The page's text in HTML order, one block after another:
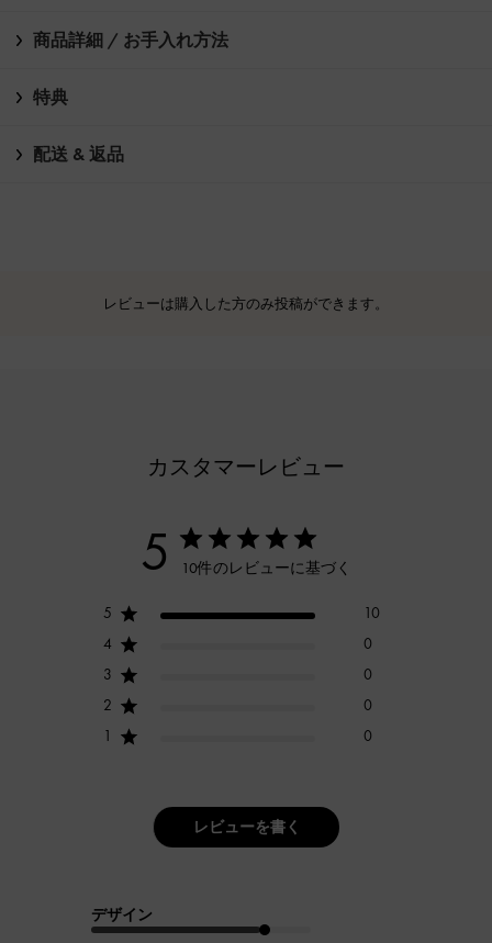
商品詳細 / お手入れ方法
特典
配送 & 返品
レビューは購入した方のみ投稿ができます。
カスタマーレビュー
5 10件のレビューに基づく
5
10
4
0
3
0
2
0
1
0
レビューを書く
デザイン